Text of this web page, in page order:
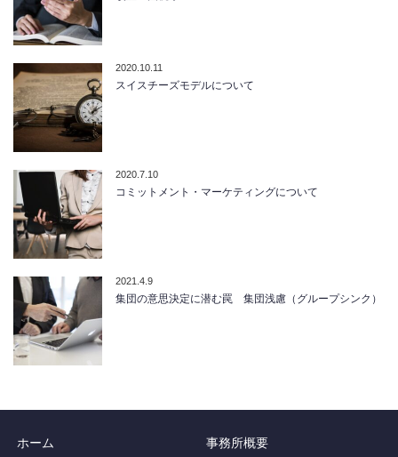
2020.10.11
スイスチーズモデルについて
2020.7.10
コミットメント・マーケティングについて
2021.4.9
集団の意思決定に潜む罠 集団浅慮（グループシンク）
ホーム 事務所概要